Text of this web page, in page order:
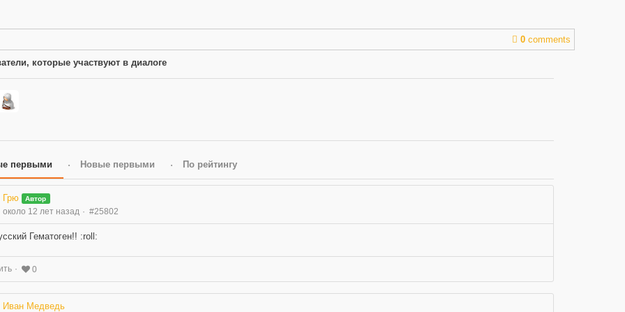
0 comments
которые участвуют в диалоге
первыми Новые первыми По рейтингу
Грю Автор
около 12 лет назад #25802
Гематоген!! :roll:
0
Иван Медведь